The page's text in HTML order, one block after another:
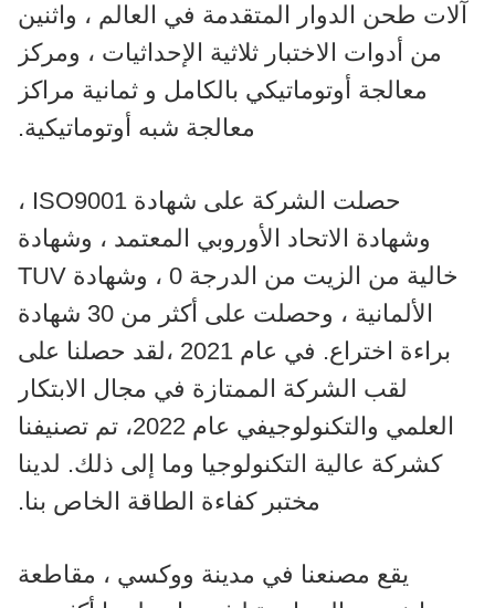
آلات طحن الدوار المتقدمة في العالم ، واثنين
من أدوات الاختبار ثلاثية الإحداثيات ، ومركز
معالجة أوتوماتيكي بالكامل و ثمانية مراكز
معالجة شبه أوتوماتيكية.
حصلت الشركة على شهادة ISO9001 ،
وشهادة الاتحاد الأوروبي المعتمد ، وشهادة
خالية من الزيت من الدرجة 0 ، وشهادة TUV
الألمانية ، وحصلت على أكثر من 30 شهادة
براءة اختراع. في عام 2021 ،لقد حصلنا على
لقب الشركة الممتازة في مجال الابتكار
العلمي والتكنولوجيفي عام 2022، تم تصنيفنا
كشركة عالية التكنولوجيا وما إلى ذلك. لدينا
مختبر كفاءة الطاقة الخاص بنا.
يقع مصنعنا في مدينة ووكسي ، مقاطعة